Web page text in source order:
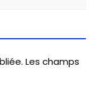
Les champs